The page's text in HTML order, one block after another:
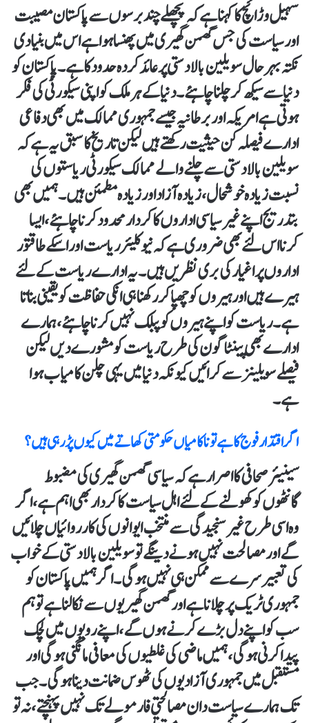
سہیل وڑائچ کا کہنا ہے کہ پچھلے چند برسوں سے پاکستان مصیبت
اور سیاست کی جس گھمن گھیری میں پھنسا ہوا ہے اس میں بنیادی
نکتہ بہرحال سویلین بالادستی پر عائد کردہ حدود کا ہے۔ پاکستان کو
دنیا سے سیکھ کر چلنا چاہئے۔ دنیا کے ہر ملک کو اپنی سیکورٹی کی فکر
ہوتی ہے امریکہ اور برطانیہ جیسے جمہوری ممالک میں بھی دفاعی
ادارے فیصلہ کن حیثیت رکھتے ہیں لیکن تاریخ کا سبق یہ ہے کہ
سویلین بالادستی سے چلنے والے ممالک سیکورٹی ریاستوں کی
نسبت زیادہ خوشحال، زیادہ آزاد اور زیادہ مطمئن ہیں۔ ہمیں بھی
بتدریج اپنے غیر سیاسی اداروں کا کردار محدود کرنا چاہئے، ایسا
کرنا اس لئے بھی ضروری ہے کہ نیوکلیئر ریاست اور اسکے طاقتور
اداروں پر اغیار کی بری نظریں ہیں۔ یہ ادارے ریاست کے لئے
ہیرے ہیں اور ہیروں کو چھپا کر رکھنا ہی انکی حفاظت کو یقینی بناتا
ہے ۔ریاست کو اپنے ہیروں کو پبلک نہیں کرنا چاہئے، ہمارے
ادارے بھی پینٹاگون کی طرح ریاست کو مشورے دیں لیکن
فیصلے سویلینز سے کرائیں کیونکہ دنیا میں یہی چلن کامیاب ہوا
ہے۔
اگر اقتدار فوج کا ہے تو ناکامیاں حکومتی کھاتے میں کیوں پڑ رہی ہیں؟
سینیئر صحافی کا اصرار ہے کہ سیاسی گھمن گھیری کی مضبوط
گانٹھوں کو کھولنے کے لئے اہل سیاست کا کردار بھی اہم ہے، اگر
وہ اسی طرح غیرسنجیدگی سے منتخب ایوانوں کی کارروائیاں چلائیں
گے اور مصالحت نہیں ہونے دینگے تو سویلین بالادستی کے خواب
کی تعبیر سرے سے ممکن ہی نہیں ہو گی۔ اگر ہمیں پاکستان کو
جمہوری ٹریک پر چلانا ہے اور گھمن گھیریوں سے نکالنا ہے تو ہم
سب کو اپنے دل بڑے کرنے ہوں گے، اپنے رویوں میں لچک
پیدا کرنی ہوگی، ہمیں ماضی کی غلطیوں کی معافی مانگنی ہو گی اور
مستقبل میں جمہوری آزادیوں کی ٹھوس ضمانت دینا ہو گی۔ جب
تک ہمارے سیاست دان مصالحتی فارمولے تک نہیں پہنچتے، نہ تو